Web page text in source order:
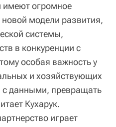
имеют огромное
модели развития,
системы,
в конкуренции с
особая важность у
и хозяйствующих
с данными, превращать
Кухарук.
играет